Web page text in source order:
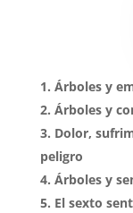
Árboles y
Árboles y
Dolor,
peligro
Árboles y
El sexto